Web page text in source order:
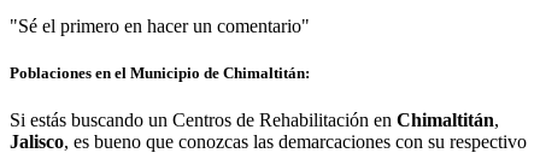
"Sé el primero en hacer un comentario"
Poblaciones en el Municipio de Chimaltitán:
Si estás buscando un Centros de Rehabilitación en Chimaltitán,
Jalisco, es bueno que conozcas las demarcaciones con su respectivo